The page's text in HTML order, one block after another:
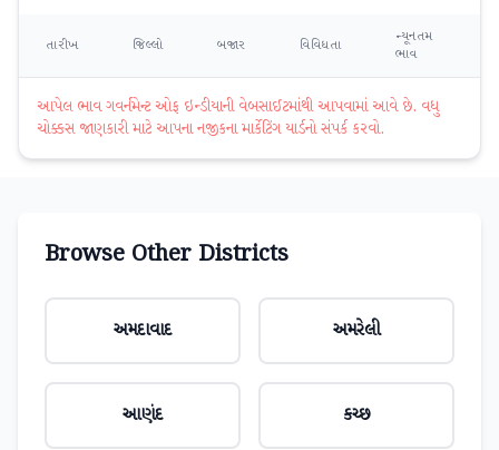
તારીખ જિલ્લો બજાર વિવિધતા
ન્યૂનતમ
ભાવ
આપેલ ભાવ ગવર્નમેન્ટ ઓફ ઇન્ડીયાની વેબસાઈટમાંથી આપવામાં આવે છે. વધુ
ચોક્કસ જાણકારી માટે આપના નજીકના માર્કેટિંગ યાર્ડનો સંપર્ક કરવો.
Browse Other Districts
અમદાવાદ અમરેલી
આણંદ કચ્છ